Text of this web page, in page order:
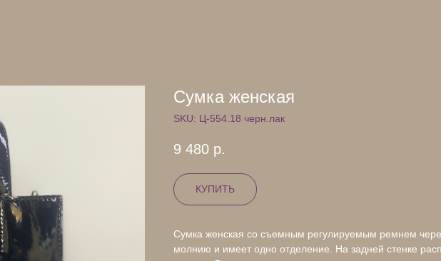
Сумка женская
SKU: Ц-554.18 черн.лак
9 480 р.
КУПИТЬ
Сумка женская со съемным регулируемым ремнем
молнию и имеет одно отделение. На задней стенке